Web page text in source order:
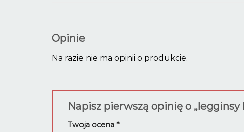
Opinie
Na razie nie ma opinii o produkcie.
Napisz pierwszą opinię o „legginsy
Twoja ocena *